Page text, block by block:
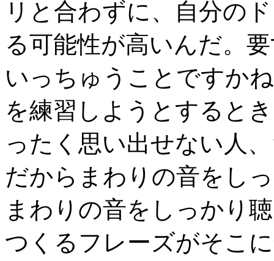
リと合わずに、自分の
る可能性が高いんだ。
いっちゅうことですか
を練習しようとすると
ったく思い出せない人
だからまわりの音をし
まわりの音をしっかり
つくるフレーズがそこ